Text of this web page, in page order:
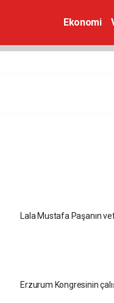
Ekonomi
Lala Mustafa Paşanın
Erzurum Kongresinin